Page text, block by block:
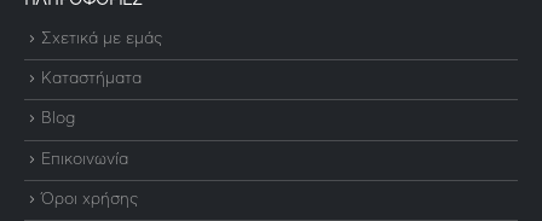
Σχετικά με εμάς
Καταστήματα
Blog
Επικοινωνία
Όροι χρήσης